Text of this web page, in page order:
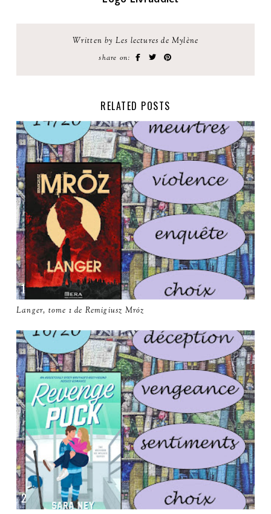
Written by Les lectures de Mylène
share on:
RELATED POSTS
Langer, tome 1 de Remigiusz Mróz